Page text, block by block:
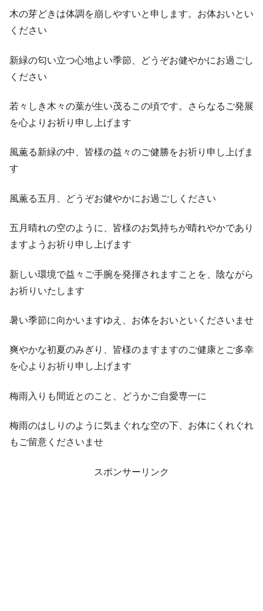
木の芽どきは体調を崩しやすいと申します。お体おいとい
ください
新緑の匂い立つ心地よい季節、どうぞお健やかにお過ごし
ください
若々しき木々の葉が生い茂るこの頃です。さらなるご発展
を心よりお祈り申し上げます
風薫る新緑の中、皆様の益々のご健勝をお祈り申し上げま
す
風薫る五月、どうぞお健やかにお過ごしください
五月晴れの空のように、皆様のお気持ちが晴れやかであり
ますようお祈り申し上げます
新しい環境で益々ご手腕を発揮されますことを、陰ながら
お祈りいたします
暑い季節に向かいますゆえ、お体をおいといくださいませ
爽やかな初夏のみぎり、皆様のますますのご健康とご多幸
を心よりお祈り申し上げます
梅雨入りも間近とのこと、どうかご自愛専一に
梅雨のはしりのように気まぐれな空の下、お体にくれぐれ
もご留意くださいませ
スポンサーリンク